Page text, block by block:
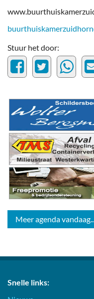
Stuur het door:
Meer agenda
Snelle links: